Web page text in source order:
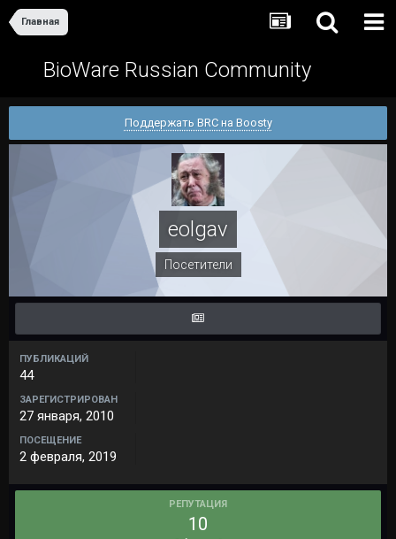
Главная
BioWare Russian Community
Поддержать BRC на Boosty
eolgav
Посетители
ПУБЛИКАЦИЙ
44
ЗАРЕГИСТРИРОВАН
27 января, 2010
ПОСЕЩЕНИЕ
2 февраля, 2019
РЕПУТАЦИЯ
10